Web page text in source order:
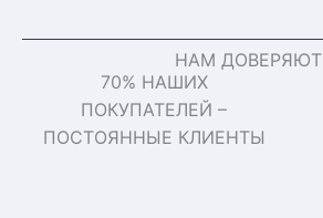
НАМ ДОВЕРЯЮТ
70% НАШИХ
ПОКУПАТЕЛЕЙ –
ПОСТОЯННЫЕ КЛИЕНТЫ